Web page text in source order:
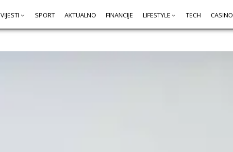
VIJESTI SPORT AKTUALNO FINANCIJE LIFESTYLE TECH CASINO